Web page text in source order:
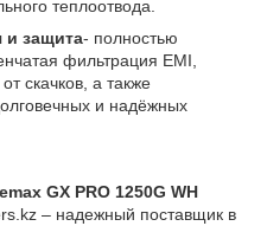
теплоотвода.
и защита- полностью
фильтрация EMI,
скачков, а также
и надёжных
GX PRO 1250G WH
– надежный поставщик в